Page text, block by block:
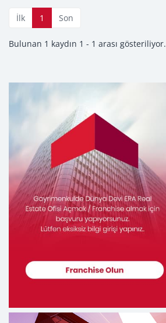
İlk 1 Son
Bulunan 1 kaydın 1 - 1 arası gösteriliyor.